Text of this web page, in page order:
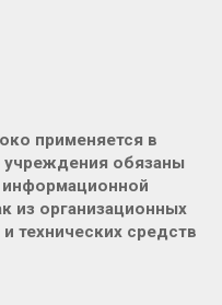
применяется в
обязаны
из организационных
технических средств